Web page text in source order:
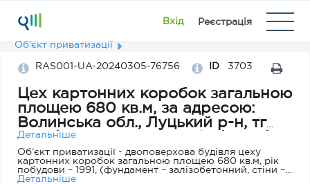
Вхід Реєстрація
Об'єкт приватизації
RAS001-UA-20240305-76756 ID 3703
Цех картонних коробок загальною
площею 680 кв.м, за адресою:
Волинська обл., Луцький р-н, тг
Колківська, Комплекс будівель і
споруд №1, будинок Е-2
Детальніше
Об’єкт приватизації - двоповерхова будівля цеху
картонних коробок загальною площею 680 кв.м, рік
побудови – 1991, (фундамент – залізобетонний, стіни –
цегляні, підлога – цементна, перекриття – дерево та
Детальніше